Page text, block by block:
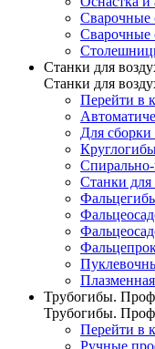
Сварочные
Сварочные
Станки для
Станки для
Перейти в
Для сборки
Станки для
Плазменная
Трубогибы.
Трубогибы.
Перейти в
Ручные